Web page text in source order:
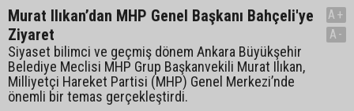
Murat Ilıkan’dan MHP Genel Başkanı Bahçeli'ye
Ziyaret
Siyaset bilimci ve geçmiş dönem Ankara Büyükşehir
Belediye Meclisi MHP Grup Başkanvekili Murat Ilıkan,
Milliyetçi Hareket Partisi (MHP) Genel Merkezi’nde
önemli bir temas gerçekleştirdi.
A+
A-